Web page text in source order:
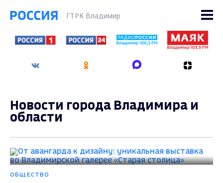
ГТРК Владимир
Новости города Владимира и
области
ОБЩЕСТВО